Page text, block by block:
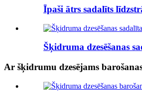
Īpaši ātrs sadalīts
Šķidruma dzesēšanas
Ar šķidrumu dzesējams